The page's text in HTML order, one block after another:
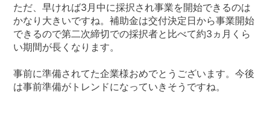
ただ、早ければ3月中に採択され事業を開始できるのは
かなり大きいですね。補助金は交付決定日から事業開始
できるので第二次締切での採択者と比べて約3ヵ月くら
い期間が長くなります。
事前に準備されてた企業様おめでとうございます。今後
は事前準備がトレンドになっていきそうですね。